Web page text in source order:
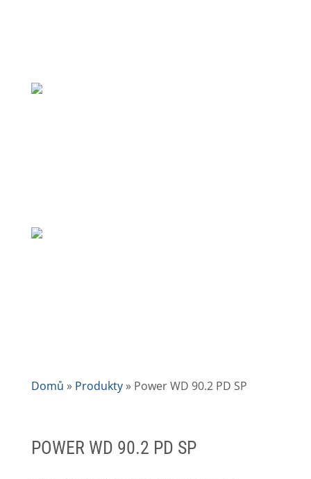
Domů » Produkty» Power WD 90.2 PD SP
POWER WD 90.2 PD SP